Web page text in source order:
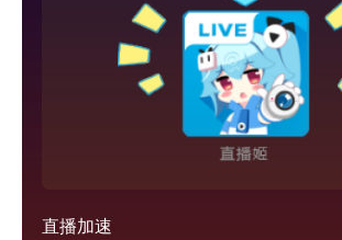
直播加速